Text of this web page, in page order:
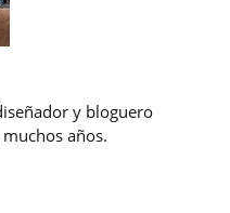
y bloguero
años.